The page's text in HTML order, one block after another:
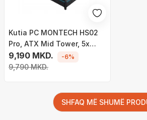
Kutia PC MONTECH HS02
Pro, ATX Mid Tower, 5x
ventilatorë ARGB PWM, e
zezë
9,190 MKD.
9,790 MKD.
-6%
SHFAQ MË SHUMË